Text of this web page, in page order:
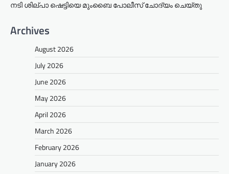
നടി ശില്പാ ഷെട്ടിയെ മുംബൈ പോലീസ് ചോദ്യം ചെയ്തു
Archives
August 2026
July 2026
June 2026
May 2026
April 2026
March 2026
February 2026
January 2026